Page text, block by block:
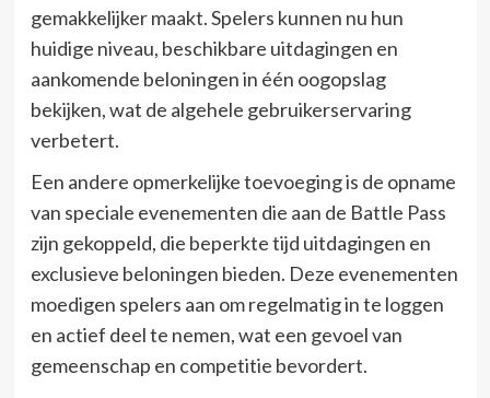
gemakkelijker maakt. Spelers kunnen nu hun
huidige niveau, beschikbare uitdagingen en
aankomende beloningen in één oogopslag
bekijken, wat de algehele gebruikerservaring
verbetert.
Een andere opmerkelijke toevoeging is de opname
van speciale evenementen die aan de Battle Pass
zijn gekoppeld, die beperkte tijd uitdagingen en
exclusieve beloningen bieden. Deze evenementen
moedigen spelers aan om regelmatig in te loggen
en actief deel te nemen, wat een gevoel van
gemeenschap en competitie bevordert.